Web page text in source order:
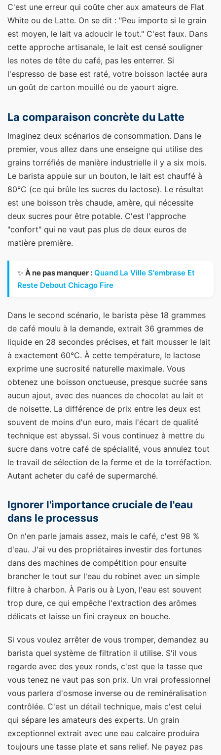
C'est une erreur qui coûte cher aux amateurs de Flat
White ou de Latte. On se dit : "Peu importe si le grain
est moyen, le lait va adoucir le tout." C'est faux. Dans
cette approche artisanale, le lait est censé souligner
les notes de tête du café, pas les enterrer. Si
l'espresso de base est raté, votre boisson lactée aura
un goût de carton mouillé ou de yaourt aigre.
La comparaison concrète du Latte
Imaginez deux scénarios de consommation. Dans le
premier, vous allez dans une enseigne qui utilise des
grains torréfiés de manière industrielle il y a six mois.
Le barista appuie sur un bouton, le lait est chauffé à
80°C (ce qui brûle les sucres du lactose). Le résultat
est une boisson très chaude, amère, qui nécessite
deux sucres pour être potable. C'est l'approche
"confort" qui ne vaut pas plus de deux euros de
matière première.
✨ À ne pas manquer : Quand La Ville S'embrase Et
Reste Debout Chicago Fire
Dans le second scénario, le barista pèse 18 grammes
de café moulu à la demande, extrait 36 grammes de
liquide en 28 secondes précises, et fait mousser le lait
à exactement 60°C. À cette température, le lactose
exprime une sucrosité naturelle maximale. Vous
obtenez une boisson onctueuse, presque sucrée sans
aucun ajout, avec des nuances de chocolat au lait et
de noisette. La différence de prix entre les deux est
souvent de moins d'un euro, mais l'écart de qualité
technique est abyssal. Si vous continuez à mettre du
sucre dans votre café de spécialité, vous annulez tout
le travail de sélection de la ferme et de la torréfaction.
Autant acheter du café de supermarché.
Ignorer l'importance cruciale de l'eau
dans le processus
On n'en parle jamais assez, mais le café, c'est 98 %
d'eau. J'ai vu des propriétaires investir des fortunes
dans des machines de compétition pour ensuite
brancher le tout sur l'eau du robinet avec un simple
filtre à charbon. À Paris ou à Lyon, l'eau est souvent
trop dure, ce qui empêche l'extraction des arômes
délicats et laisse un fini crayeux en bouche.
Si vous voulez arrêter de vous tromper, demandez au
barista quel système de filtration il utilise. S'il vous
regarde avec des yeux ronds, c'est que la tasse que
vous tenez ne vaut pas son prix. Un vrai professionnel
vous parlera d'osmose inverse ou de reminéralisation
contrôlée. C'est un détail technique, mais c'est celui
qui sépare les amateurs des experts. Un grain
exceptionnel extrait avec une eau calcaire produira
toujours une tasse plate et sans relief. Ne payez pas